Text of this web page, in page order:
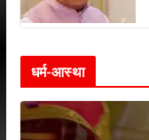
धर्म-आस्था